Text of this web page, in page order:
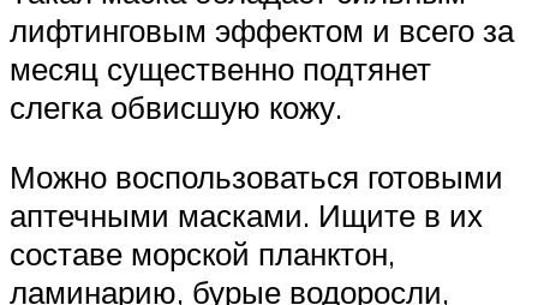
лифтинговым эффектом и всего за
месяц существенно подтянет
слегка обвисшую кожу.
Можно воспользоваться готовыми
аптечными масками. Ищите в их
составе морской планктон,
ламинарию, бурые водоросли,